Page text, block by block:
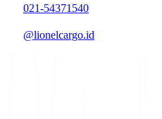
021-54371540
@lionelcargo.id